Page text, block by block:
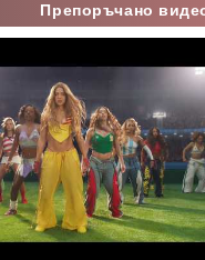
Препоръчано